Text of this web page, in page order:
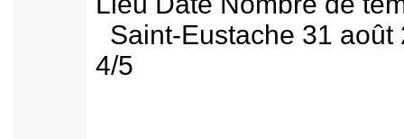
Saint-Eustache 31
4/5